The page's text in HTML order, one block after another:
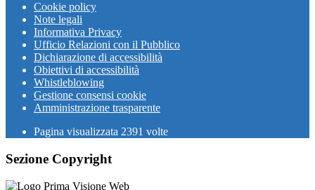
Cookie policy
Note legali
Informativa Privacy
Ufficio Relazioni con il Pubblico
Dichiarazione di accessibilità
Obiettivi di accessibilità
Whistleblowing
Gestione consensi cookie
Amministrazione trasparente
Pagina visualizzata 2391 volte
Sezione Copyright